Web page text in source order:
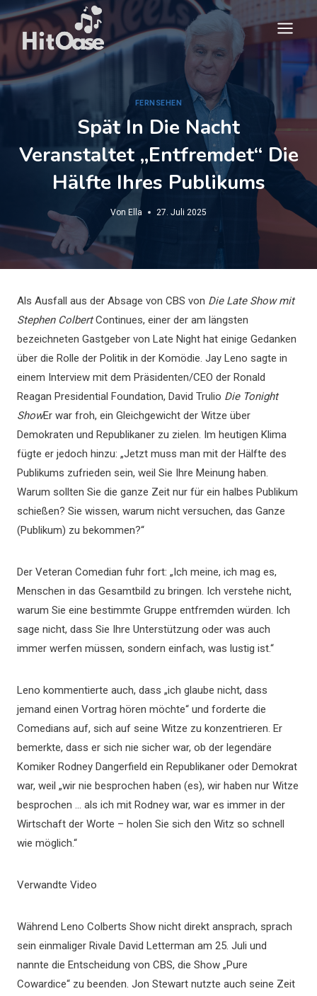
Zum
Inhalt
springen
FERNSEHEN
Spät In Die Nacht
Veranstaltet „entfremdet“ Die
Hälfte Ihres Publikums
Von Ella 27. Juli 2025
Als Ausfall aus der Absage von CBS von Die Late Show mit
Stephen ColbertContinues, einer der am längsten
bezeichneten Gastgeber von Late Night hat einige Gedanken
über die Rolle der Politik in der Komödie. Jay Leno sagte in
einem Interview mit dem Präsidenten/CEO der Ronald
Reagan Presidential Foundation, David Trulio Die Tonight
ShowEr war froh, ein Gleichgewicht der Witze über
Demokraten und Republikaner zu zielen. Im heutigen Klima
fügte er jedoch hinzu: „Jetzt muss man mit der Hälfte des
Publikums zufrieden sein, weil Sie Ihre Meinung haben.
Warum sollten Sie die ganze Zeit nur für ein halbes Publikum
schießen? Sie wissen, warum nicht versuchen, das Ganze
(Publikum) zu bekommen?“
Der Veteran Comedian fuhr fort: „Ich meine, ich mag es,
Menschen in das Gesamtbild zu bringen. Ich verstehe nicht,
warum Sie eine bestimmte Gruppe entfremden würden. Ich
sage nicht, dass Sie Ihre Unterstützung oder was auch
immer werfen müssen, sondern einfach, was lustig ist.“
Leno kommentierte auch, dass „ich glaube nicht, dass
jemand einen Vortrag hören möchte“ und forderte die
Comedians auf, sich auf seine Witze zu konzentrieren. Er
bemerkte, dass er sich nie sicher war, ob der legendäre
Komiker Rodney Dangerfield ein Republikaner oder Demokrat
war, weil „wir nie besprochen haben (es), wir haben nur Witze
besprochen … als ich mit Rodney war, war es immer in der
Wirtschaft der Worte – holen Sie sich den Witz so schnell
wie möglich.“
Verwandte Video
Während Leno Colberts Show nicht direkt ansprach, sprach
sein einmaliger Rivale David Letterman am 25. Juli und
nannte die Entscheidung von CBS, die Show „Pure
Cowardice“ zu beenden. Jon Stewart nutzte auch seine Zeit